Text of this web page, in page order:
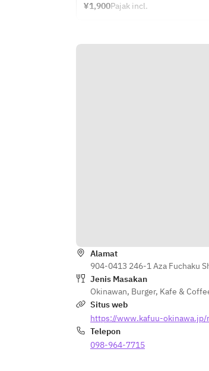
¥1,900Pajak incl.
Alamat
904-0413 246-1 Aza Fuchaku
Jenis Masakan
Okinawan, Burger, Kafe &
Situs web
https://www.kafuu-
Telepon
098-964-7715